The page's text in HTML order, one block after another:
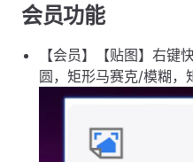
会员功能
【会员】【贴图】右键
圆，矩形马赛克/模糊，